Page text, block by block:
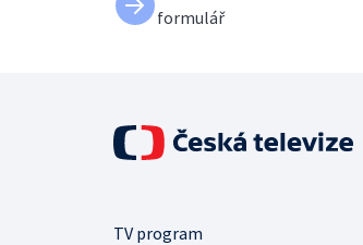
formulář
TV program